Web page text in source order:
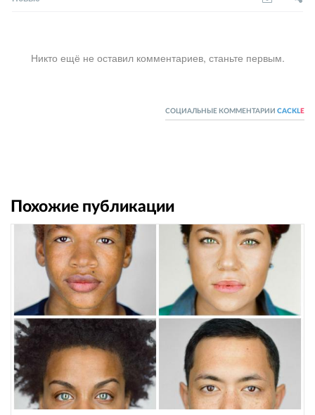
Никто ещё не оставил комментариев, станьте первым.
СОЦИАЛЬНЫЕ КОММЕНТАРИИ CACKL E
Похожие публикации